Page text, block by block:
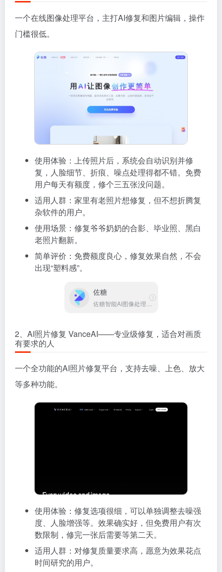
一个在线图像处理平台，主打AI修复和图片编辑，操作
门槛很低。
使用体验：上传照片后，系统会自动识别并修
复，人脸细节、折痕、噪点处理得都不错。免费
用户每天有额度，修个三五张没问题。
适用人群：家里有老照片想修复，但不想折腾复
杂软件的用户。
使用场景：修复爷爷奶奶的合影、毕业照、黑白
老照片翻新。
简单评价：免费额度良心，修复效果自然，不会
出现“塑料感”。
佐糖
佐糖智能AI图像处理平台
2、AI照片修复 VanceAI——专业级修复，适合对画质
有要求的人
一个全功能的AI照片修复平台，支持去噪、上色、放大
等多种功能。
使用体验：修复选项很细，可以单独调整去噪强
度、人脸增强等。效果确实好，但免费用户有次
数限制，修完一张后需要等第二天。
适用人群：对修复质量要求高，愿意为效果花点
时间研究的用户。